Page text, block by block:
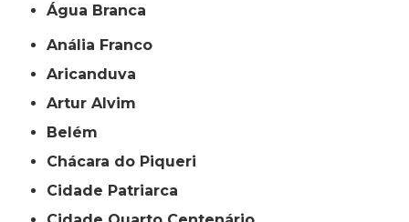
Água Branca
Anália Franco
Aricanduva
Artur Alvim
Belém
Chácara do Piqueri
Cidade Patriarca